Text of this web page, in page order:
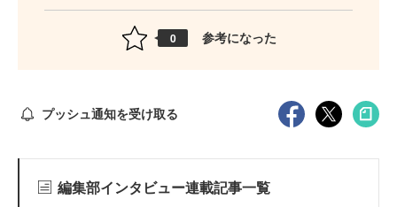
0 参考になった
プッシュ通知を受け取る
編集部インタビュー連載記事一覧